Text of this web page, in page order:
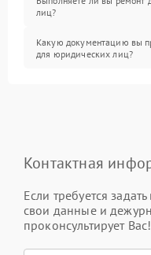
лиц?
Какую документацию вы
для юридических лиц?
Контактная
Если требуется
свои данные и
проконсультирует Вас!